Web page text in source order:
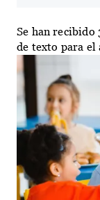
Se han recibido
de texto para el